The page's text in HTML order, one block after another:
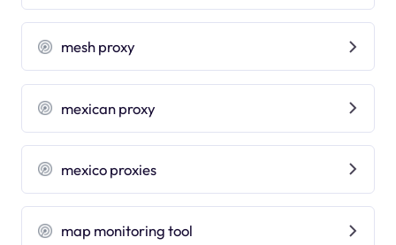
mesh proxy
mexican proxy
mexico proxies
map monitoring tool